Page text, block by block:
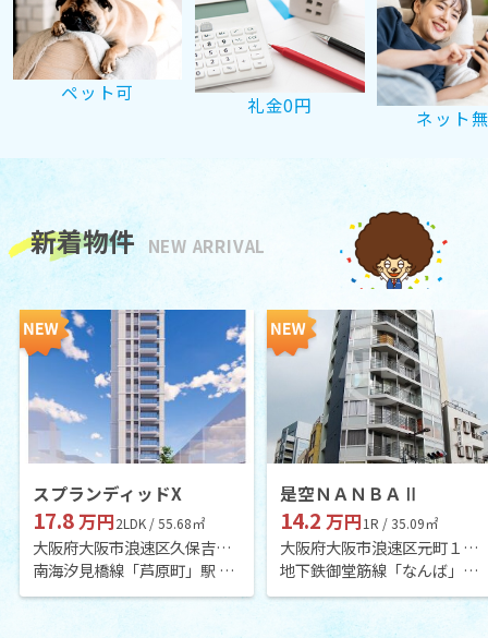
ペット可
礼金0円
ネット
新着物件 NEW ARRIVAL
スプランディッドX
17.8万円2LDK / 55.68㎡
大阪府大阪市浪速区久保吉１丁目
南海汐見橋線「芦原町」駅 徒歩6分
是空ＮＡＮＢＡⅡ
14.2 万円1R / 35.09㎡
大阪府大阪市浪速区元町１丁目
地下鉄御堂筋線「なんば」駅 徒歩3分